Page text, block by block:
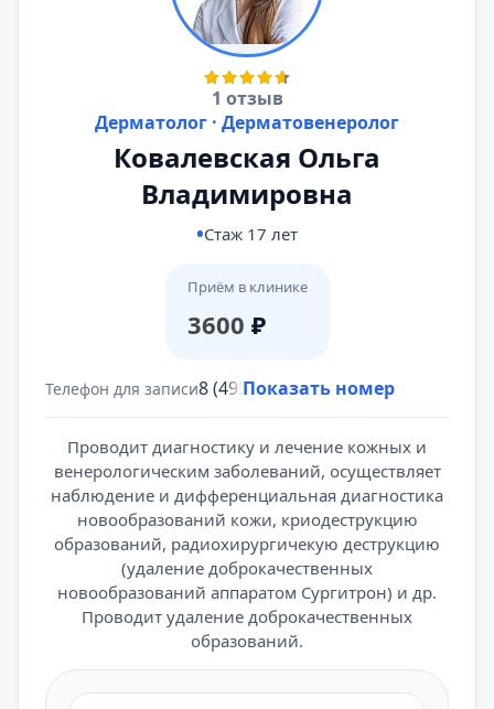
1 отзыв
Дерматолог · Дерматовенеролог
Ковалевская Ольга
Владимировна
Стаж 17 лет
Приём в клинике
3600 ₽
Телефон для записи8 (495) 431-69-47
Показать номер
Проводит диагностику и лечение кожных и
венерологическим заболеваний, осуществляет
наблюдение и дифференциальная диагностика
новообразований кожи, криодеструкцию
образований, радиохирургичекую деструкцию
(удаление доброкачественных
новообразований аппаратом Сургитрон) и др.
Проводит удаление доброкачественных
образований.